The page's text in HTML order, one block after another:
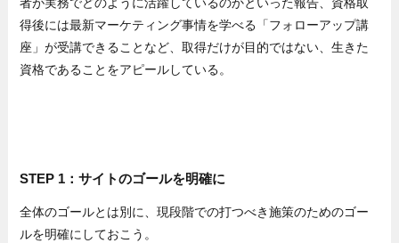
得後には最新マーケティング事情を学べる「フォローアップ講
座」が受講できることなど、取得だけが目的ではない、生きた
資格であることをアピールしている。
STEP 1：サイトのゴールを明確に
全体のゴールとは別に、現段階での打つべき施策のためのゴー
ルを明確にしておこう。